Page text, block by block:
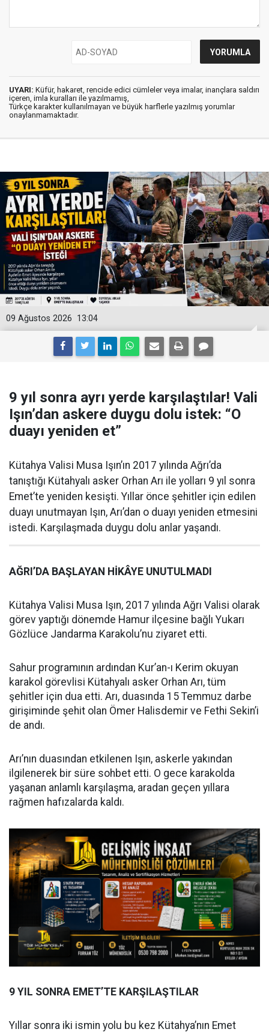
UYARI: Küfür, hakaret, rencide edici cümleler veya imalar, inançlara saldırı
içeren, imla kuralları ile yazılmamış,
Türkçe karakter kullanılmayan ve büyük harflerle yazılmış yorumlar
onaylanmamaktadır.
13:04
09 Ağustos 2026
9 yıl sonra ayrı yerde karşılaştılar! Vali
Işın’dan askere duygu dolu istek: “O
duayı yeniden et”
Kütahya Valisi Musa Işın’ın 2017 yılında Ağrı’da
tanıştığı Kütahyalı asker Orhan Arı ile yolları 9 yıl sonra
Emet’te yeniden kesişti. Yıllar önce şehitler için edilen
duayı unutmayan Işın, Arı’dan o duayı yeniden etmesini
istedi. Karşılaşmada duygu dolu anlar yaşandı.
AĞRI’DA BAŞLAYAN HİKÂYE UNUTULMADI
Kütahya Valisi Musa Işın, 2017 yılında Ağrı Valisi olarak
görev yaptığı dönemde Hamur ilçesine bağlı Yukarı
Gözlüce Jandarma Karakolu’nu ziyaret etti.
Sahur programının ardından Kur’an-ı Kerim okuyan
karakol görevlisi Kütahyalı asker Orhan Arı, tüm
şehitler için dua etti. Arı, duasında 15 Temmuz darbe
girişiminde şehit olan Ömer Halisdemir ve Fethi Sekin’i
de andı.
Arı’nın duasından etkilenen Işın, askerle yakından
ilgilenerek bir süre sohbet etti. O gece karakolda
yaşanan anlamlı karşılaşma, aradan geçen yıllara
rağmen hafızalarda kaldı.
9 YIL SONRA EMET’TE KARŞILAŞTILAR
Yıllar sonra iki ismin yolu bu kez Kütahya’nın Emet